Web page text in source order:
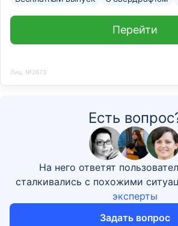
Перейти
Лиц. №2673
Есть
На него ответят
сталкивались с похожими
эксперты
Задать вопрос